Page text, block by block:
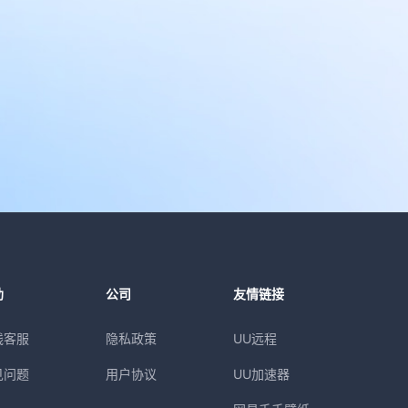
客服
问题
公司
隐私政策
用户协议
友情链接
UU远程
UU加速器